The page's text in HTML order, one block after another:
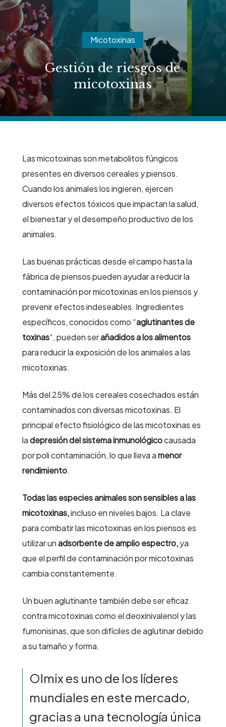
Skip
main
content
Micotoxinas
Gestión de riesgos de
micotoxinas
Las micotoxinas son metabolitos fúngicos
presentes en diversos cereales y piensos.
Cuando los animales los ingieren, ejercen
diversos efectos tóxicos que impactan la salud,
el bienestar y el desempeño productivo de los
animales.
Las buenas prácticas desde el campo hasta la
fábrica de piensos pueden ayudar a reducir la
contaminación por micotoxinas en los piensos y
prevenir efectos indeseables. Ingredientes
específicos, conocidos como “aglutinantes de
toxinas“, pueden serañadidos a los alimentos
para reducir la exposición de los animales a las
micotoxinas.
Más del 25% de los cereales cosechados están
contaminados con diversas micotoxinas. El
principal efecto fisiológico de las micotoxinas es
ladepresión del sistema inmunológicocausada
por poli contaminación, lo que lleva amenor
rendimiento.
Todas las especies animales son sensibles a las
micotoxinas,incluso en niveles bajos. La clave
para combatir las micotoxinas en los piensos es
utilizar unadsorbente de amplio espectro,ya
que el perfil de contaminación por micotoxinas
cambia constantemente.
Un buen aglutinante también debe ser eficaz
contra micotoxinas como el deoxinivalenol y las
fumonisinas, que son difíciles de aglutinar debido
a su tamaño y forma.
Olmix es uno de los líderes
mundiales en este mercado,
gracias a una tecnología única